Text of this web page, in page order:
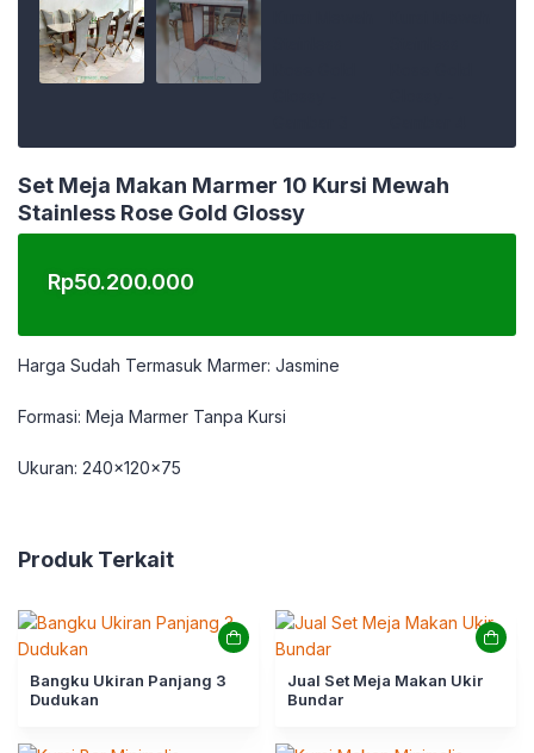
Set Meja Makan Marmer 10 Kursi Mewah
Stainless Rose Gold Glossy
Rp50.200.000
Harga Sudah Termasuk Marmer: Jasmine
Formasi: Meja Marmer Tanpa Kursi
Ukuran: 240x120x75
Produk Terkait
Bangku Ukiran Panjang 3
Dudukan
Jual Set Meja Makan Ukir
Bundar